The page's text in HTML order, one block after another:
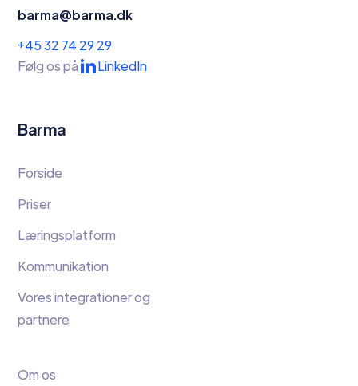
barma@barma.dk
+45 32 74 29 29
Følg os på
LinkedIn
Barma
Forside
Priser
Læringsplatform
Kommunikation
Vores integrationer og
partnere
Om os